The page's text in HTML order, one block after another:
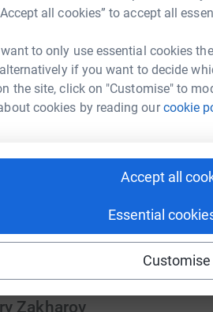
all cookies” to accept all
to only use essential cookies
if you want to decide
the site, click on "Customise" to
cookies by reading ourcookie
Accept all
Essential
Customise
о программе фонда.
поддержать фонд
специальных комнат для
развития.
поможет особенным детям,
в этом году мы
занятий по развитию
Занятия, проводимые в таких
помогут им не только
и агрессивность и научиться
она будет готова уже в
Zakharov